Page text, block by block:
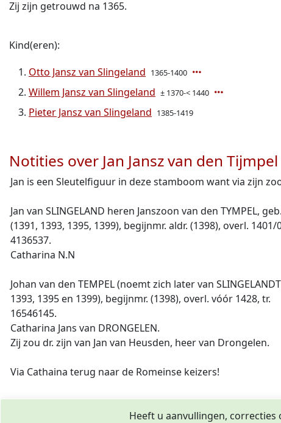
Zij zijn getrouwd na 1365.
Kind(eren):
Otto Jansz van Slingeland 1365-1400
Willem Jansz van Slingeland ± 1370-< 1440
Pieter Jansz van Slingeland 1385-1419
Notities over Jan Jansz van den
Jan is een Sleutelfiguur in deze stamboom want via zijn
Jan van SLINGELAND heren Janszoon van den TYMPEL,
(1391, 1393, 1395, 1399), begijnmr. aldr. (1398), overl.
4136537.
Catharina N.N
Johan van den TEMPEL (noemt zich later van
1393, 1395 en 1399), begijnmr. (1398), overl. vóór 1428, tr.
16546145.
Catharina Jans van DRONGELEN.
Zij zou dr. zijn van Jan van Heusden, heer van Drongelen.
Via Cathaina terug naar de Romeinse keizers!
Heeft u aanvullingen, correcties